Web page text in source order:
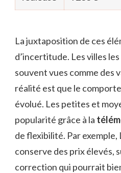
La juxtaposition de ces
d’incertitude. Les villes
souvent vues comme des
réalité est que le
évolué. Les petites et
popularité grâce à la
de flexibilité. Par exemple,
conserve des prix élevés,
correction qui pourrait